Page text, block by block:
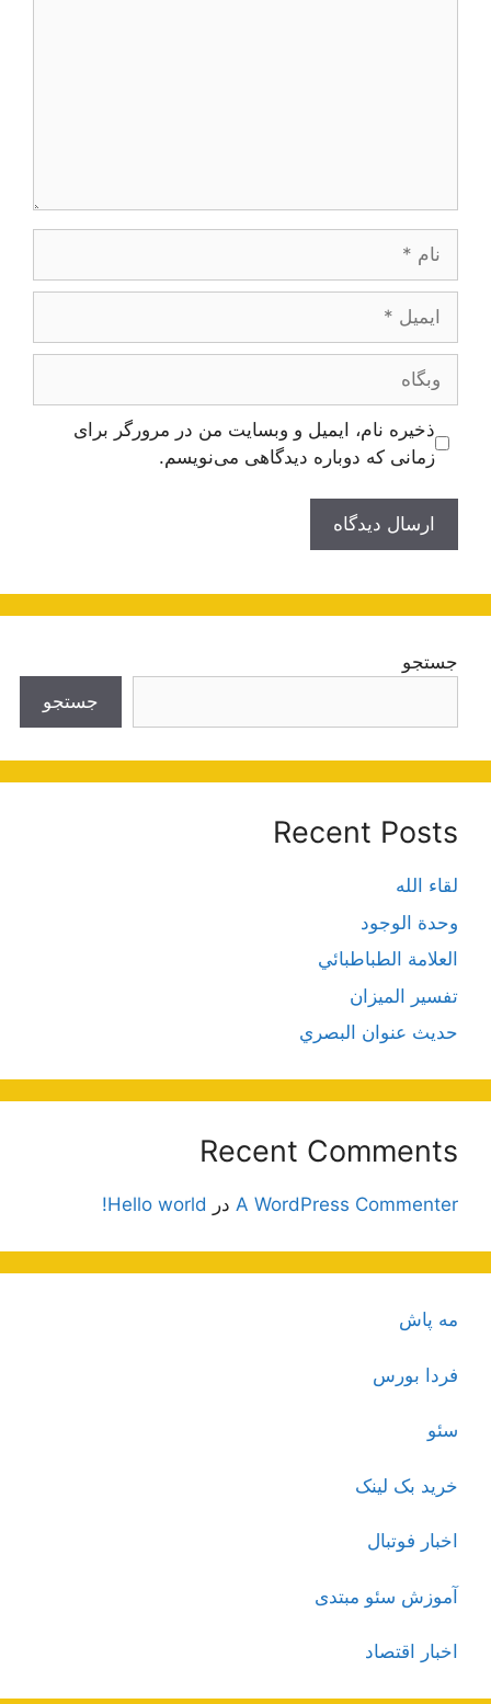
وبگاه
ذخیره نام، ایمیل و وبسایت من در مرورگر برای
زمانی که دوباره دیدگاهی می‌نویسم.
جستجو
جستجو
Recent Posts
لقاء الله
وحدة الوجود
العلامة الطباطبائي
تفسير الميزان
حديث عنوان البصري
Recent Comments
A WordPress Commenter در Hello world!
مه پاش
فردا بورس
سئو
خرید بک لینک
اخبار فوتبال
آموزش سئو مبتدی
اخبار اقتصاد